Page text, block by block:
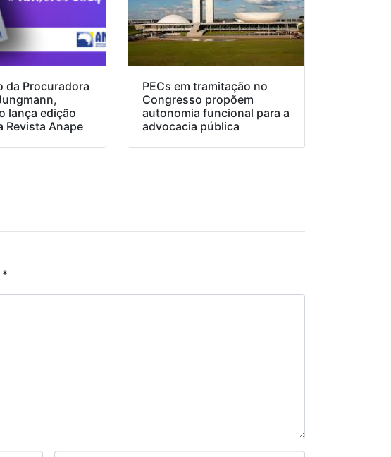
da Procuradora
lança edição
Revista Anape
PECs em tramitação no
Congresso propõem
autonomia funcional para a
advocacia pública
*